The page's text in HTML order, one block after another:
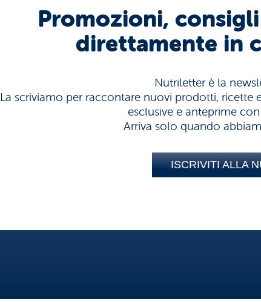
Promozioni,
direttamente in
Nutriletter è la
La scriviamo per raccontare nuovi prodotti,
esclusive e anteprime
Arriva solo quando
ISCRIVITI ALLA